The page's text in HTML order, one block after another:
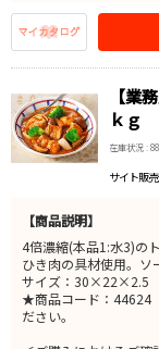
【業
ｋｇ
在庫状況 : 88
サイト販
【商品説明】
4倍濃縮(本品1:水3)の
ひき肉の具材使用。ソ
サイズ：30×22×2.5
★商品コード：44624
ださい。